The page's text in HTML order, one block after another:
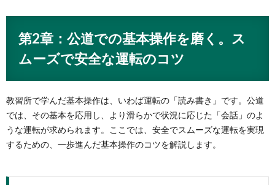
第2章：公道での基本操作を磨く。ス
ムーズで安全な運転のコツ
教習所で学んだ基本操作は、いわば運転の「読み書き」です。公道
では、その基本を応用し、より滑らかで状況に応じた「会話」のよ
うな運転が求められます。ここでは、安全でスムーズな運転を実現
するための、一歩進んだ基本操作のコツを解説します。